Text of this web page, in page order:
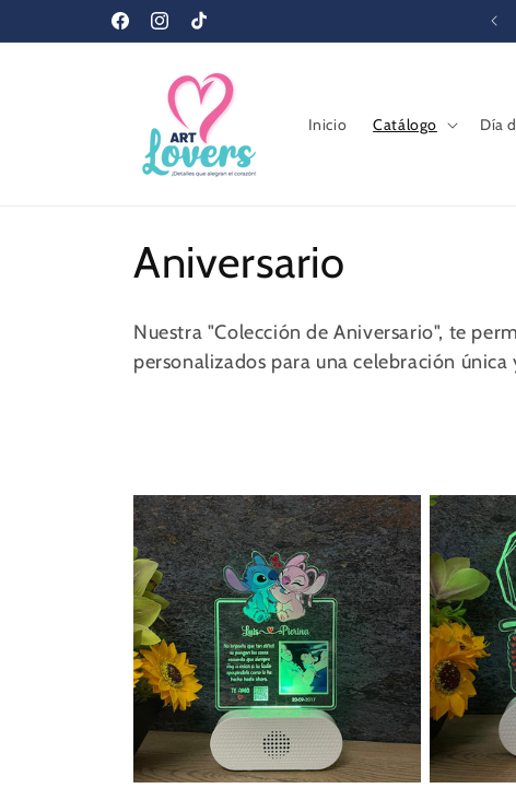
directamente
al contenido
FacebookInstagram
TikTok
❤️ ¡BIENVENIDOS A ART LOVERS! ❤️
Inicio Catálogo Día
C
o
l
c
c
i
ó
n
:
Aniversario
Nuestra "Colección de Aniversario", te
personalizados para una celebración única